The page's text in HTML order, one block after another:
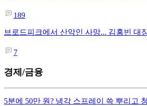
189
브로드피크에서 산악인 사망... 김홍빈 대
7
경제/금융
5분에 50만 원? 냉각 스프레이 쓱 뿌리고